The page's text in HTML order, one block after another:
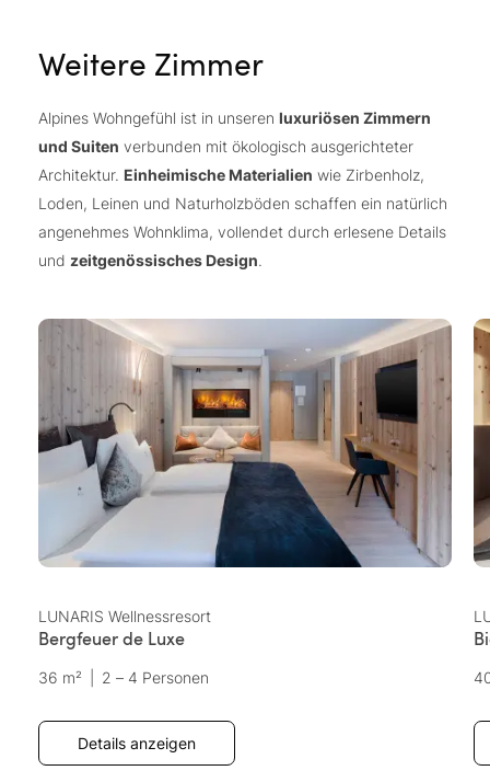
Weitere Zimmer
Alpines Wohngefühl ist in unseren luxuriösen Zimmern
und Suiten verbunden mit ökologisch ausgerichteter
Architektur. Einheimische Materialien wie Zirbenholz,
Loden, Leinen und Naturholzböden schaffen ein natürlich
angenehmes Wohnklima, vollendet durch erlesene Details
und zeitgenössisches Design.
LUNARIS Wellnessresort
Bergfeuer de Luxe
36 m² 2 – 4 Personen
Details anzeigen